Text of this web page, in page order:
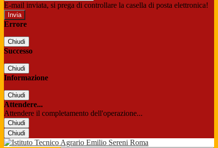
E-mail inviata, si prega di controllare la casella di posta elettronica!
Errore
Chiudi
Successo
Chiudi
Informazione
Chiudi
Attendere...
Attendere il completamento dell'operazione...
Chiudi
Chiudi